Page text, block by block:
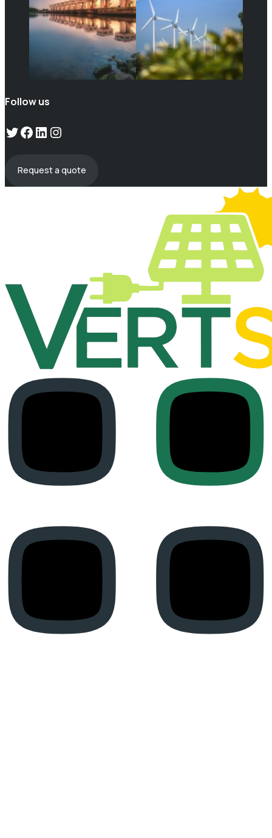
Follow us
Twitter
Facebook
LinkedIn
Instagram
Request a quote